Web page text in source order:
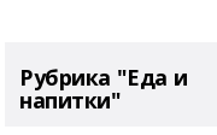
Рубрика "Еда и
напитки"